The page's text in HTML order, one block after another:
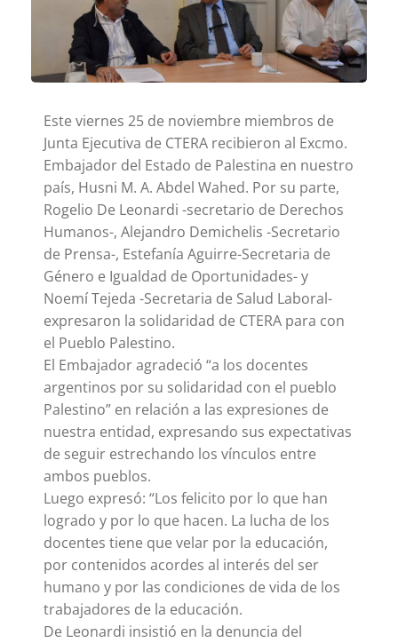
Este viernes 25 de noviembre miembros de
Junta Ejecutiva de CTERA recibieron al Excmo.
Embajador del Estado de Palestina en nuestro
país, Husni M. A. Abdel Wahed. Por su parte,
Rogelio De Leonardi -secretario de Derechos
Humanos-, Alejandro Demichelis -Secretario
de Prensa-, Estefanía Aguirre-Secretaria de
Género e Igualdad de Oportunidades- y
Noemí Tejeda -Secretaria de Salud Laboral-
expresaron la solidaridad de CTERA para con
el Pueblo Palestino.
El Embajador agradeció “a los docentes
argentinos por su solidaridad con el pueblo
Palestino” en relación a las expresiones de
nuestra entidad, expresando sus expectativas
de seguir estrechando los vínculos entre
ambos pueblos.
Luego expresó: “Los felicito por lo que han
logrado y por lo que hacen. La lucha de los
docentes tiene que velar por la educación,
por contenidos acordes al interés del ser
humano y por las condiciones de vida de los
trabajadores de la educación.
De Leonardi insistió en la denuncia del